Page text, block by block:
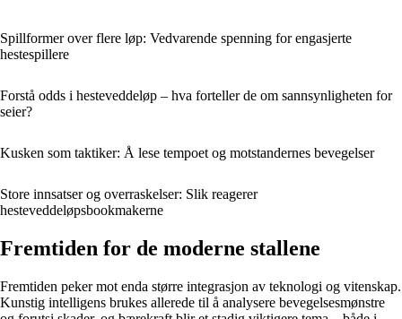
Spillformer over flere løp: Vedvarende spenning for engasjerte
hestespillere
Forstå odds i hesteveddeløp – hva forteller de om sannsynligheten for
seier?
Kusken som taktiker: Å lese tempoet og motstandernes bevegelser
Store innsatser og overraskelser: Slik reagerer
hesteveddeløpsbookmakerne
Fremtiden for de moderne stallene
Fremtiden peker mot enda større integrasjon av teknologi og vitenskap.
Kunstig intelligens brukes allerede til å analysere bevegelsesmønstre